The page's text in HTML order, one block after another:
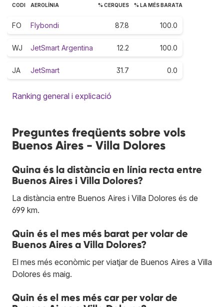
CODI AEROLÍNIA % CERQUES % LA MÉS BARATA
FO Flybondi 87.8 100.0
WJ JetSmart Argentina 12.2 100.0
JA JetSmart 31.7 0.0
Ranking general i explicació
Preguntes freqüents sobre vols
Buenos Aires - Villa Dolores
Quina és la distància en línia recta entre
Buenos Aires i Villa Dolores?
La distància entre Buenos Aires i Villa Dolores és de
699 km.
Quin és el mes més barat per volar de
Buenos Aires a Villa Dolores?
El mes més econòmic per viatjar de Buenos Aires a Villa
Dolores és maig.
Quin és el mes més car per volar de